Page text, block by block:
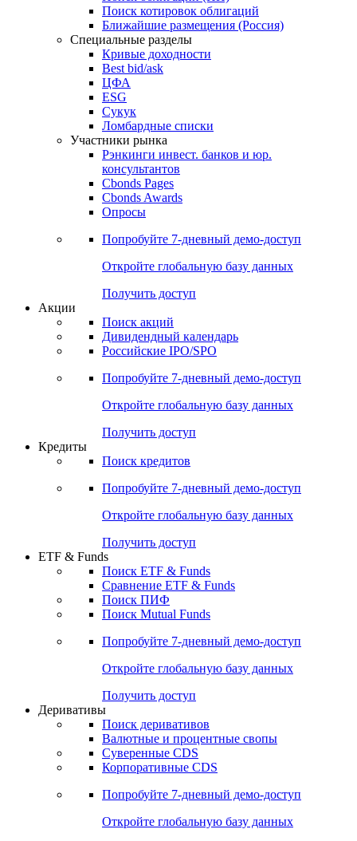
Облигации
Поиски
Поиск облигаций & Карты рынка
Поиск облигаций (ИИ)
Поиск котировок облигаций
Ближайшие размещения (Россия)
Специальные разделы
Кривые доходности
Best bid/ask
ЦФА
ESG
Сукук
Ломбардные списки
Участники рынка
Рэнкинги инвест. банков и юр.
Cbonds Pages
Опросы
Попробуйте7-дневный
Откройте глобальную базу данных
Получить доступ
Поиск акций
Российские IPO/SPO
Попробуйте7-дневный
Откройте глобальную базу данных
Получить доступ
Поиск кредитов
Попробуйте7-дневный
Откройте глобальную базу данных
Получить доступ
ETF & Funds
Сравнение ETF & Funds
Поиск Mutual Funds
Попробуйте7-дневный
Откройте глобальную базу данных
Получить доступ
Деривативы
Валютные и процентные свопы
Корпоративные CDS